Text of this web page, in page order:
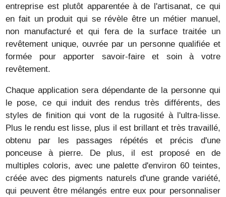
entreprise est plutôt apparentée à de l'artisanat, ce qui
en fait un produit qui se révèle être un métier manuel,
non manufacturé et qui fera de la surface traitée un
revêtement unique, ouvrée par un personne qualifiée et
formée pour apporter savoir-faire et soin à votre
revêtement.
Chaque application sera dépendante de la personne qui
le pose, ce qui induit des rendus très différents, des
styles de finition qui vont de la rugosité à l'ultra-lisse.
Plus le rendu est lisse, plus il est brillant et très travaillé,
obtenu par les passages répétés et précis d'une
ponceuse à pierre. De plus, il est proposé en de
multiples coloris, avec une palette d'environ 60 teintes,
créée avec des pigments naturels d'une grande variété,
qui peuvent être mélangés entre eux pour personnaliser